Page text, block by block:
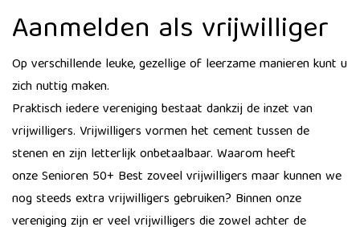
Aanmelden als vrijwilliger
Op verschillende leuke, gezellige of leerzame manieren kunt u
zich nuttig maken.
Praktisch iedere vereniging bestaat dankzij de inzet van
vrijwilligers. Vrijwilligers vormen het cement tussen de
stenen en zijn letterlijk onbetaalbaar. Waarom heeft
onze Senioren 50+ Best zoveel vrijwilligers maar kunnen we
nog steeds extra vrijwilligers gebruiken? Binnen onze
vereniging zijn er veel vrijwilligers die zowel achter de